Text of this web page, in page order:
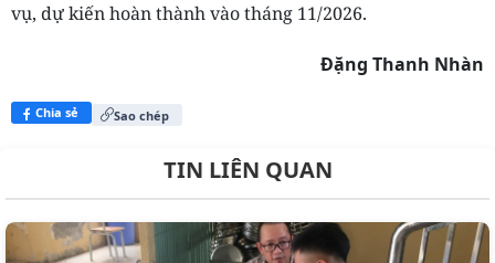
vụ, dự kiến hoàn thành vào tháng 11/2026.
Đặng Thanh Nhàn
Chia sẻ Sao chép
TIN LIÊN QUAN